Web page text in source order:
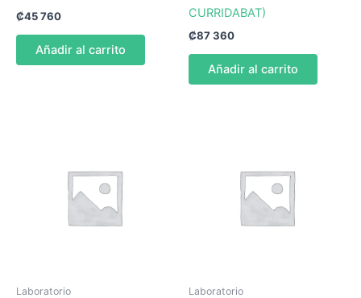
₡45 760
Añadir al carrito
CURRIDABAT)
₡87 360
Añadir al carrito
Laboratorio Laboratorio